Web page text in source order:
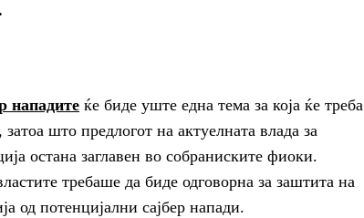
нападите ќе биде уште една тема за која ќе треба
што предлогот на актуелната влада за
остана заглавен во собраниските фиоки.
требаше да биде одговорна за заштита на
од потенцијални сајбер напади.